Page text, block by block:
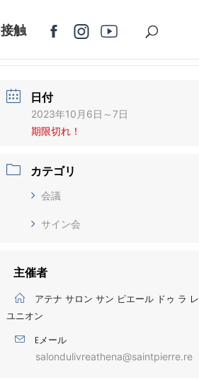
接触
日付
2023年10月6日～7日
期限切れ！
カテゴリ
会議
サイン会
主催者
アテナ サロン サン ピエール ドゥ ラ レ
ユニオン
Eメール
salondulivreathena@saintpierre.re